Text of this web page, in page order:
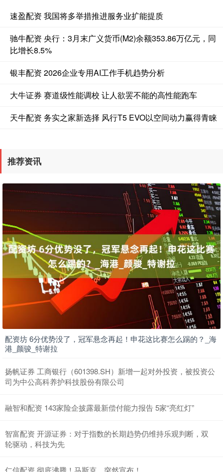
速盈配资 我国将多举措推进服务业扩能提质
驰牛配资 央行：3月末广义货币(M2)余额353.86万亿元，同
比增长8.5%
银丰配资 2026企业专用AI工作手机趋势分析
大牛证券 赛道级性能调校 让人欲罢不能的高性能跑车
天牛配资 务实之家新选择 风行T5 EVO以空间动力赢得青睐
推荐资讯
配资坊 6分优势没了，冠军悬念再起！申花这比赛怎么踢的？_海
港_颜骏_特谢拉
扬帆证券 工商银行（601398.SH）新增一起对外投资，被投资公
司为中公高科养护科技股份有限公司
融智和配资 143家险企披露最新偿付能力报告 5家“亮红灯”
智富配资 开源证券：对于指数的长期趋势仍维持乐观判断，双
轮驱动，科技为先
仁信配资 彻底沸腾！马斯克，突然宣布！